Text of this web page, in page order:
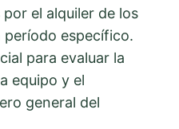
el alquiler de los
período específico.
para evaluar la
equipo y el
general del